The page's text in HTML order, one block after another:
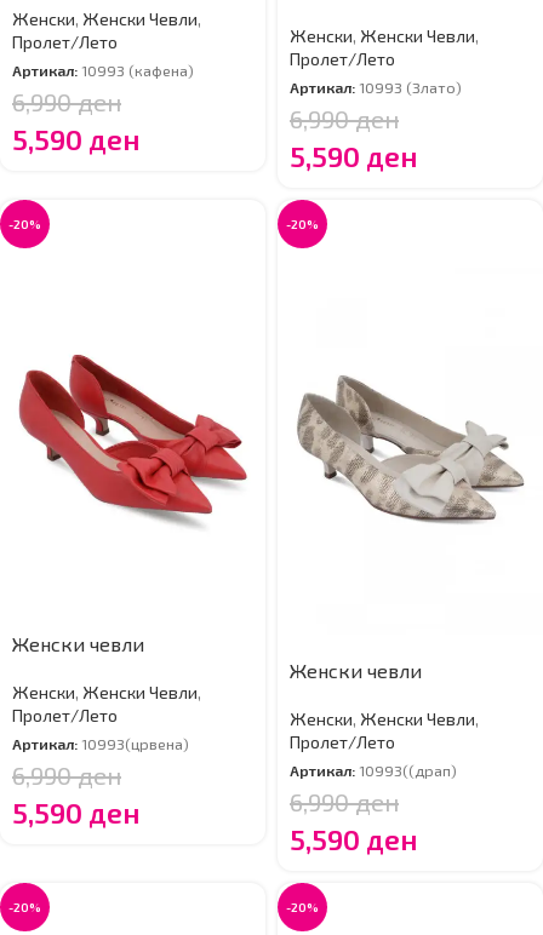
Женски, Женски Чевли,
Пролет/Лето
Артикал: 10993 (кафена)
6,990ден
5,590 ден
Женски, Женски Чевли,
Пролет/Лето
Артикал: 10993 (Злато)
6,990ден
5,590 ден
-20%
Женски чевли
Женски, Женски Чевли,
Пролет/Лето
Артикал: 10993(црвена)
6,990ден
5,590 ден
-20%
Женски чевли
Женски, Женски Чевли,
Пролет/Лето
Артикал: 10993((драп)
6,990ден
5,590 ден
-20% -20%